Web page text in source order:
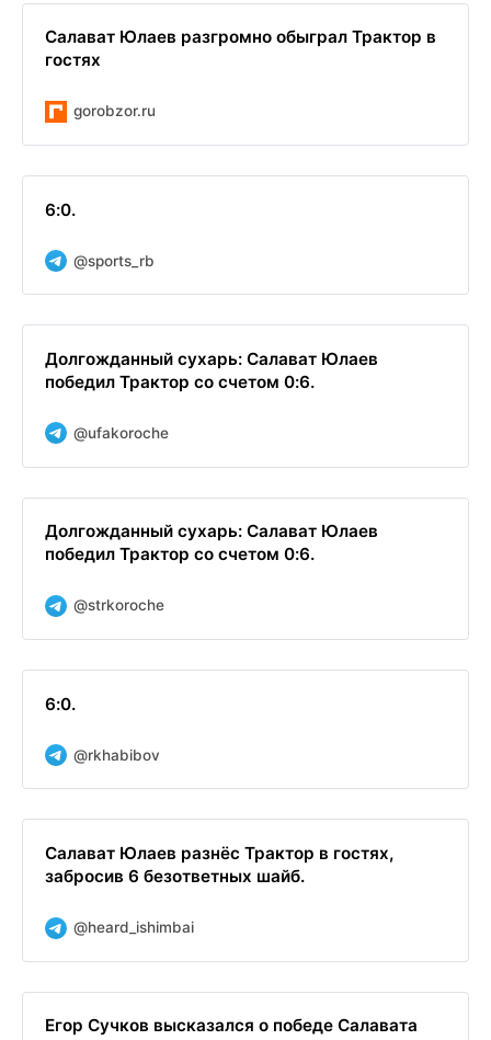
Салават Юлаев разгромно обыграл Трактор в
гостях
gorobzor.ru
6:0.
@sports_rb
Долгожданный сухарь: Салават Юлаев
победил Трактор со счетом 0:6.
@ufakoroche
Долгожданный сухарь: Салават Юлаев
победил Трактор со счетом 0:6.
@strkoroche
6:0.
@rkhabibov
Салават Юлаев разнёс Трактор в гостях,
забросив 6 безответных шайб.
@heard_ishimbai
Егор Сучков высказался о победе Салавата